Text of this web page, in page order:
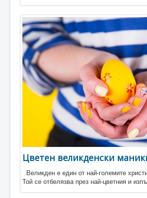
Цветен великденски
Великден е един от най-големите
Той се отбелязва през най-цветния и